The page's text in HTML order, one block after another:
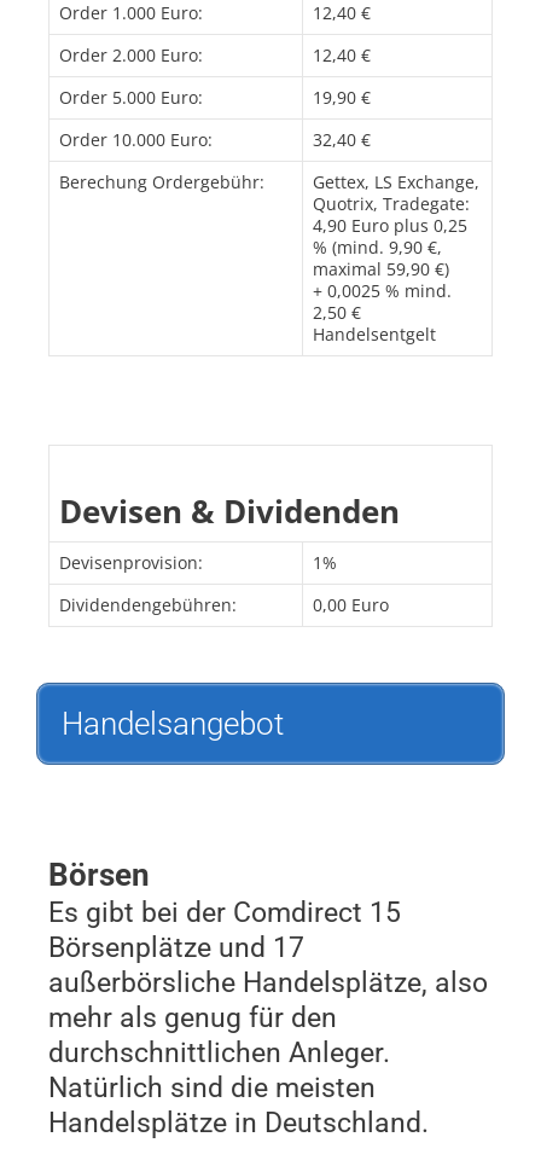
Order 1.000 Euro:
12,40 €
Order 2.000 Euro:
12,40 €
Order 5.000 Euro:
19,90 €
Order 10.000 Euro:
32,40 €
Berechung Ordergebühr:
Gettex, LS Exchange,
Quotrix, Tradegate:
4,90 Euro plus 0,25
% (mind. 9,90 €,
maximal 59,90 €)
+ 0,0025 % mind.
2,50 €
Handelsentgelt
Devisen & Dividenden
Devisenprovision:
1%
Dividendengebühren:
0,00 Euro
Handelsangebot
Börsen
Es gibt bei der Comdirect 15
Börsenplätze und 17
außerbörsliche Handelsplätze, also
mehr als genug für den
durchschnittlichen Anleger.
Natürlich sind die meisten
Handelsplätze in Deutschland.